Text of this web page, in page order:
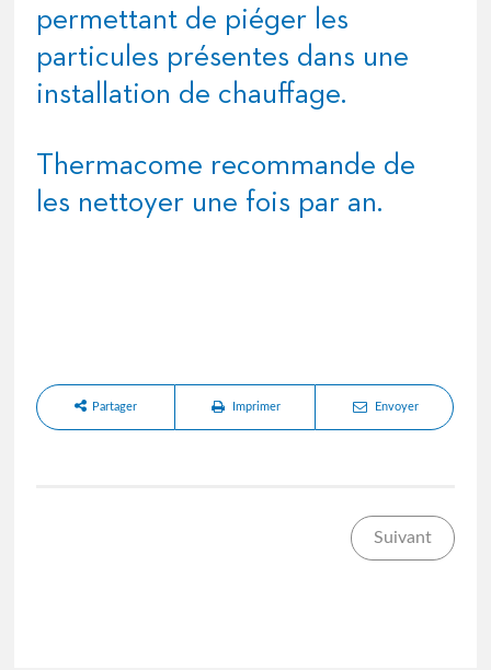
permettant de piéger les
particules présentes dans une
installation de chauffage.
Thermacome recommande de
les nettoyer une fois par an.
Partager Imprimer Envoyer
Suivant